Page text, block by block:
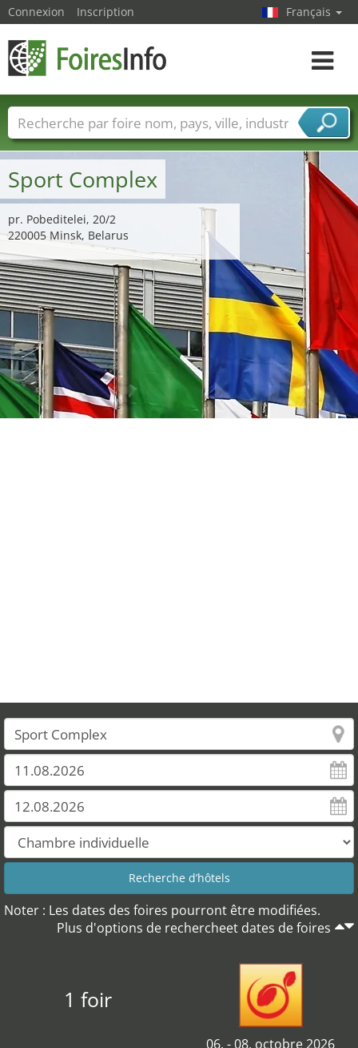
Sport Complex
pr. Pobeditelei, 20/2
220005 Minsk, Belarus
Noter : Les dates des foires pourront être modifiées.
Plus d'options de rechercheet dates de foires
1 foir
06. - 08. octobre 2026
Connexion Inscription Français
Toggle
Foire noms Pays Villes
Secteurs de foire
Secteurs du fournisseur de services